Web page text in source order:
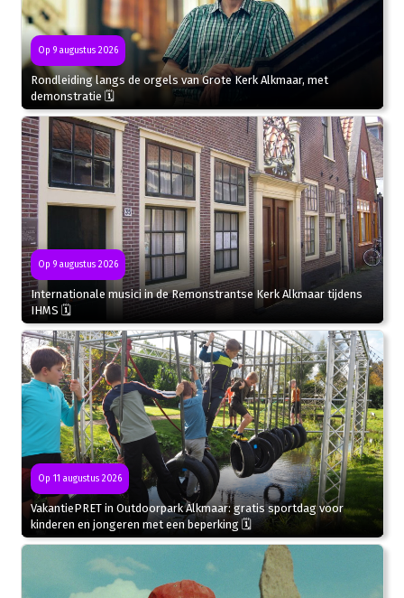
Op 9 augustus 2026
Rondleiding langs de orgels van Grote Kerk Alkmaar, met
demonstratie 🗓
Op 9 augustus 2026
Internationale musici in de Remonstrantse Kerk Alkmaar tijdens
IHMS 🗓
Op 11 augustus 2026
VakantiePRET in Outdoorpark Alkmaar: gratis sportdag voor
kinderen en jongeren met een beperking 🗓